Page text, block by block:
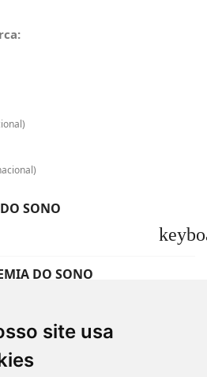
site usa
SONO
DO SONO
CLIENTE